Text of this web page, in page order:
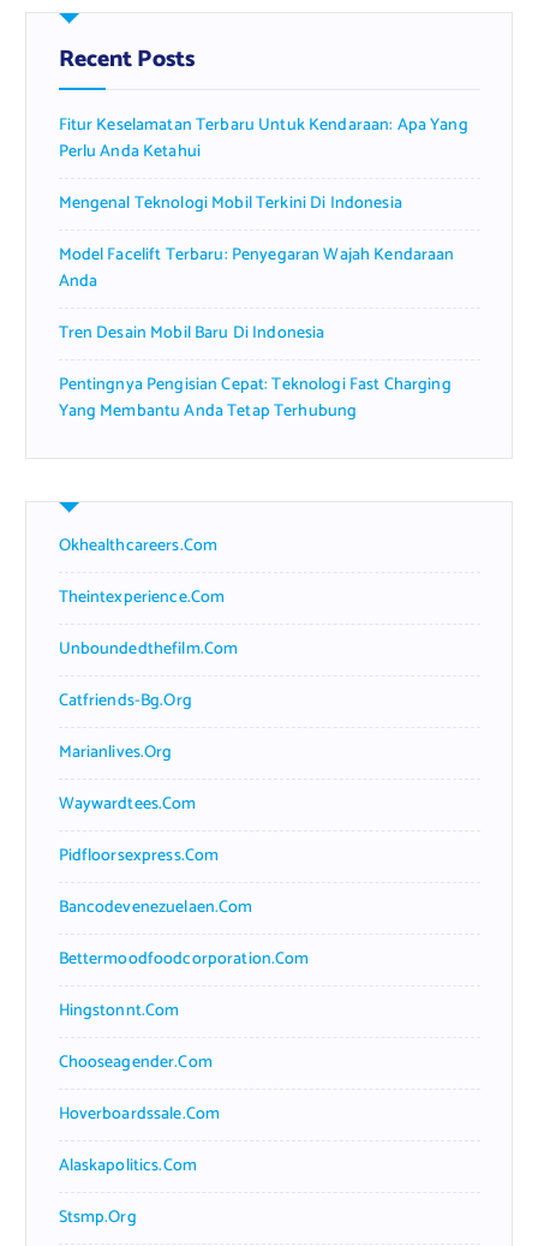
h
f
o
:
Recent Posts
Fitur Keselamatan Terbaru Untuk Kendaraan: Apa Yang
Perlu Anda Ketahui
Mengenal Teknologi Mobil Terkini Di Indonesia
Model Facelift Terbaru: Penyegaran Wajah Kendaraan
Anda
Tren Desain Mobil Baru Di Indonesia
Pentingnya Pengisian Cepat: Teknologi Fast Charging
Yang Membantu Anda Tetap Terhubung
Okhealthcareers.com
Theintexperience.com
Unboundedthefilm.com
Catfriends-Bg.org
Marianlives.org
Waywardtees.com
Pidfloorsexpress.com
Bancodevenezuelaen.com
Bettermoodfoodcorporation.com
Hingstonnt.com
Chooseagender.com
Hoverboardssale.com
Alaskapolitics.com
Stsmp.org